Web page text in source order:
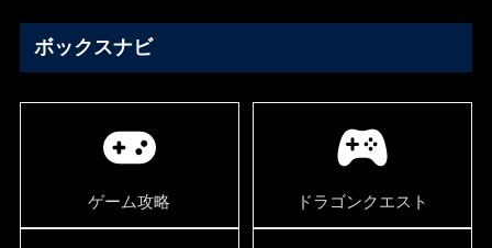
ボックスナビ
ゲーム攻略 ドラゴンクエスト